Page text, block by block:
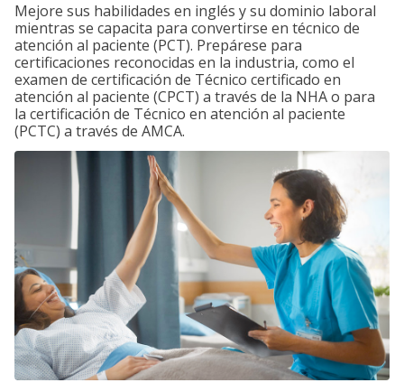
Mejore sus habilidades en inglés y su dominio laboral
mientras se capacita para convertirse en técnico de
atención al paciente (PCT). Prepárese para
certificaciones reconocidas en la industria, como el
examen de certificación de Técnico certificado en
atención al paciente (CPCT) a través de la NHA o para
la certificación de Técnico en atención al paciente
(PCTC) a través de AMCA.